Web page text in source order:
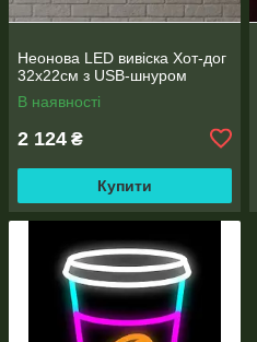
Неонова LED вивіска Хот-дог
32х22см з USB-шнуром
В наявності
2 124 ₴
Купити